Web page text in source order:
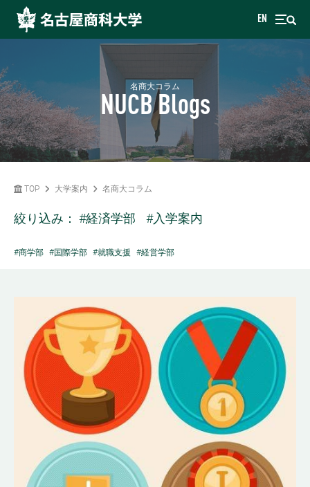
EN
名商大コラム
NUCB Blogs
TOP 大学案内 名商大コラム
絞り込み： #経済学部 #入学案内
#商学部 #国際学部 #就職支援 #経営学部